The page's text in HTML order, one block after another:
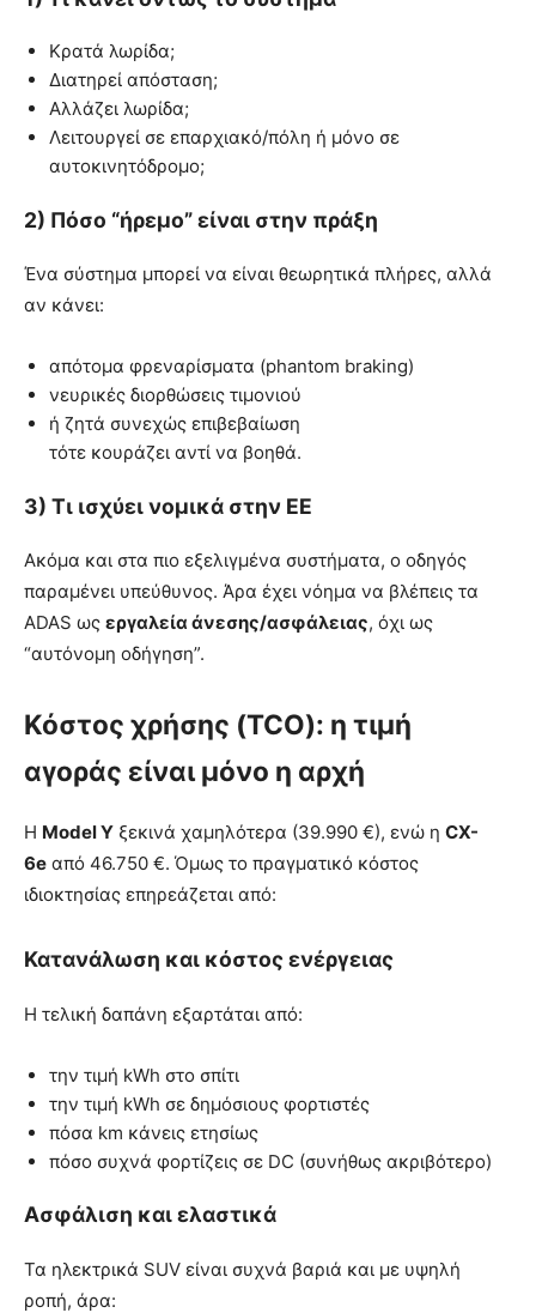
Κρατά λωρίδα;
Διατηρεί απόσταση;
Αλλάζει λωρίδα;
Λειτουργεί σε επαρχιακό/πόλη ή μόνο σε
αυτοκινητόδρομο;
2) Πόσο “ήρεμο” είναι στην πράξη
Ένα σύστημα μπορεί να είναι θεωρητικά πλήρες, αλλά
αν κάνει:
απότομα φρεναρίσματα (phantom braking)
νευρικές διορθώσεις τιμονιού
ή ζητά συνεχώς επιβεβαίωση
τότε κουράζει αντί να βοηθά.
3) Τι ισχύει νομικά στην ΕΕ
Ακόμα και στα πιο εξελιγμένα συστήματα, ο οδηγός
παραμένει υπεύθυνος. Άρα έχει νόημα να βλέπεις τα
ADAS ως εργαλεία άνεσης/ασφάλειας, όχι ως
“αυτόνομη οδήγηση”.
Κόστος χρήσης (TCO): η τιμή
αγοράς είναι μόνο η αρχή
Η Model Y ξεκινά χαμηλότερα (39.990 €), ενώ η CX-
6e από 46.750 €. Όμως το πραγματικό κόστος
ιδιοκτησίας επηρεάζεται από:
Κατανάλωση και κόστος ενέργειας
Η τελική δαπάνη εξαρτάται από:
την τιμή kWh στο σπίτι
την τιμή kWh σε δημόσιους φορτιστές
πόσα km κάνεις ετησίως
πόσο συχνά φορτίζεις σε DC (συνήθως ακριβότερο)
Ασφάλιση και ελαστικά
Τα ηλεκτρικά SUV είναι συχνά βαριά και με υψηλή
ροπή, άρα: